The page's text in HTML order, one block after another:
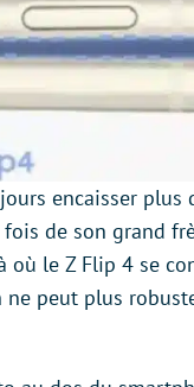
encaisser plus
de son grand
où le Z Flip 4 se
peut plus